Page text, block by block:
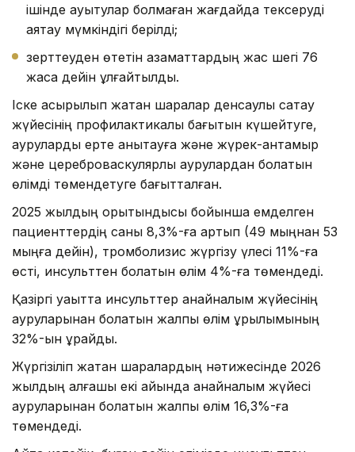
ішінде ауытқулар болмаған жағдайда тексеруді
аяқтау мүмкіндігі берілді;
зерттеуден өтетін азаматтардың жас шегі 76
жасқа дейін ұлғайтылды.
Іске асырылып жатқан шаралар денсаулық сақтау
жүйесінің профилактикалық бағытын күшейтуге,
ауруларды ерте анықтауға және жүрек-қантамыр
және цереброваскулярлық аурулардан болатын
өлімді төмендетуге бағытталған.
2025 жылдың қорытындысы бойынша емделген
пациенттердің саны 8,3%-ға артып (49 мыңнан 53
мыңға дейін), тромболизис жүргізу үлесі 11%-ға
өсті, инсульттен болатын өлім 4%-ға төмендеді.
Қазіргі уақытта инсульттер қанайналым жүйесінің
ауруларынан болатын жалпы өлім құрылымының
32%-ын құрайды.
Жүргізіліп жатқан шаралардың нәтижесінде 2026
жылдың алғашқы екі айында қанайналым жүйесі
ауруларынан болатын жалпы өлім 16,3%-ға
төмендеді.